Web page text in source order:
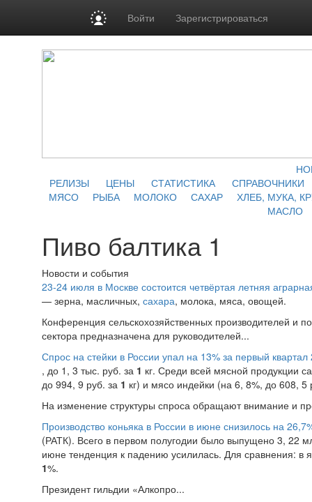
Войти Зарегистрироваться
РЕЛИЗЫ
ЦЕНЫ СТАТИСТИКА
СПРАВОЧНИКИ
МЯСО
РЫБА МОЛОКО САХАР
ХЛЕБ, МУКА,
МАСЛО
Пиво балтика 1
Новости и события
23-24 июля в Москве состоится четвёртая летняя
— зерна, масличных, сахара, молока, мяса, овощей.
Конференция сельскохозяйственных производителей и
сектора предназначена для руководителей...
Спрос на стейки в России упал на 13% за первый квартал
, до 1, 3 тыс. руб. за 1 кг. Среди всей мясной продукции
до 994, 9 руб. за 1 кг) и мясо индейки (на 6, 8%, до 608, 5
На изменение структуры спроса обращают внимание и
Производство коньяка в России в июне снизилось на
(РАТК). Всего в первом полугодии было выпущено 3, 22
июне тенденция к падению усилилась. Для сравнения: в
1%.
Президент гильдии «Алкопро...